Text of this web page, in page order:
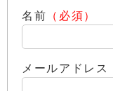
名前 （必須）
メールアドレス